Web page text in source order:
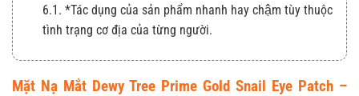
6.1. *Tác dụng của sản phẩm nhanh hay chậm tùy thuộc
tình trạng cơ địa của từng người.
Mặt Nạ Mắt Dewy Tree Prime Gold Snail Eye Patch –